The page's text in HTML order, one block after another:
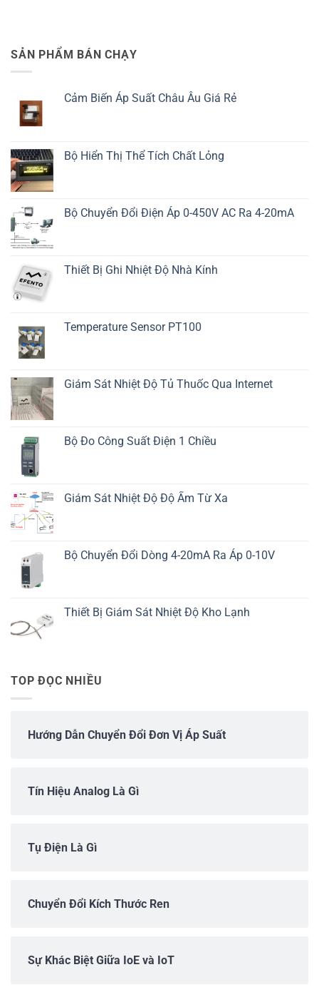
SẢN PHẨM BÁN CHẠY
Cảm Biến Áp Suất Châu Âu Giá Rẻ
Bộ Hiển Thị Thể Tích Chất Lỏng
Bộ Chuyển Đổi Điện Áp 0-450V AC Ra 4-20mA
Thiết Bị Ghi Nhiệt Độ Nhà Kính
Temperature Sensor PT100
Giám Sát Nhiệt Độ Tủ Thuốc Qua Internet
Bộ Đo Công Suất Điện 1 Chiều
Giám Sát Nhiệt Độ Độ Ẩm Từ Xa
Bộ Chuyển Đổi Dòng 4-20mA Ra Áp 0-10V
Thiết Bị Giám Sát Nhiệt Độ Kho Lạnh
TOP ĐỌC NHIỀU
Hướng Dẫn Chuyển Đổi Đơn Vị Áp Suất
Tín Hiệu Analog Là Gì
Tụ Điện Là Gì
Chuyển Đổi Kích Thước Ren
Sự Khác Biệt Giữa IoE và IoT